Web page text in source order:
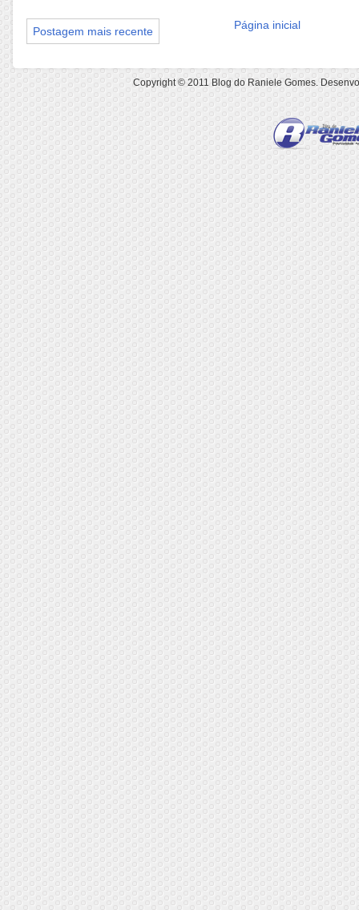
Postagem mais recente Página inicial
Copyright © 2011 Blog do Raniele Gomes.